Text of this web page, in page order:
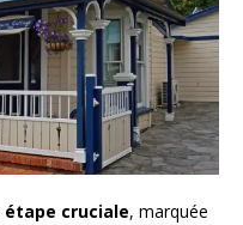
étape cruciale, marquée